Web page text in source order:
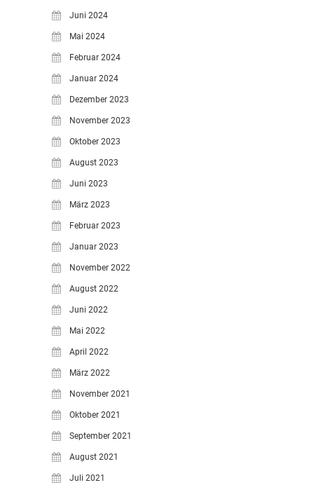
Juni 2024
Mai 2024
Februar 2024
Januar 2024
Dezember 2023
November 2023
Oktober 2023
August 2023
Juni 2023
März 2023
Februar 2023
Januar 2023
November 2022
August 2022
Juni 2022
Mai 2022
April 2022
März 2022
November 2021
Oktober 2021
September 2021
August 2021
Juli 2021